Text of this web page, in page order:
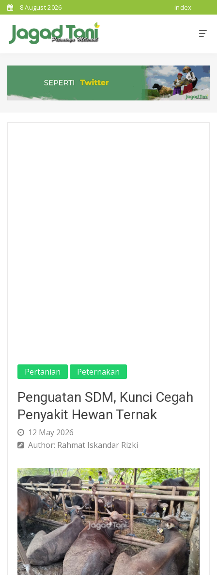
8 August 2026 index
Pertanian Peternakan
Penguatan SDM, Kunci Cegah
Penyakit Hewan Ternak
12 May 2026
Author: Rahmat Iskandar Rizki